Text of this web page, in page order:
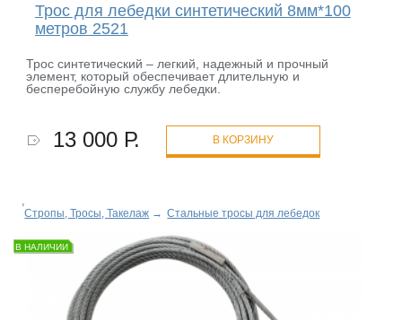
Трос для лебедки синтетический 8мм*100
метров 2521
Трос синтетический – легкий, надежный и прочный
элемент, который обеспечивает длительную и
бесперебойную службу лебедки.
13 000 Р. В КОРЗИНУ
Стропы, Тросы, Такелаж → Стальные тросы для лебедок
В НАЛИЧИИ